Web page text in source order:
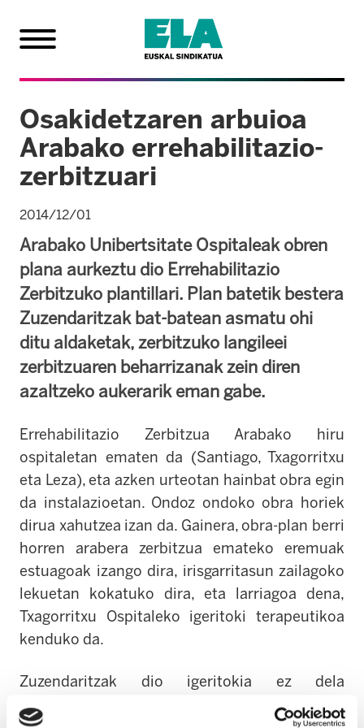
Osakidetzaren arbuioa
Arabako errehabilitazio-
zerbitzuari
2014/12/01
Arabako Unibertsitate Ospitaleak obren
plana aurkeztu dio Errehabilitazio
Zerbitzuko plantillari. Plan batetik bestera
Zuzendaritzak bat-batean asmatu ohi
ditu aldaketak, zerbitzuko langileei
zerbitzuaren beharrizanak zein diren
azaltzeko aukerarik eman gabe.
Errehabilitazio Zerbitzua Arabako hiru
ospitaletan ematen da (Santiago, Txagorritxu
eta Leza), eta azken urteotan hainbat obra egin
da instalazioetan. Ondoz ondoko obra horiek
dirua xahutzea izan da. Gainera, obra-plan berri
horren arabera zerbitzua emateko eremuak
estuagoak izango dira, irisgarritasun zailagoko
lekuetan kokatuko dira, eta larriagoa dena,
Txagorritxu Ospitaleko igeritoki terapeutikoa
kenduko da.
Zuzendaritzak dio igeritokia ez dela
ezinbestekoa, eta Gasteizek igeritoki nahikoak